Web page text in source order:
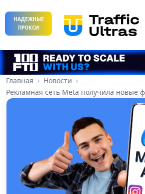
НАДЕЖНЫЕ
ПРОКСИ
Главная
Новости
Рекламная сеть Meta получила новые